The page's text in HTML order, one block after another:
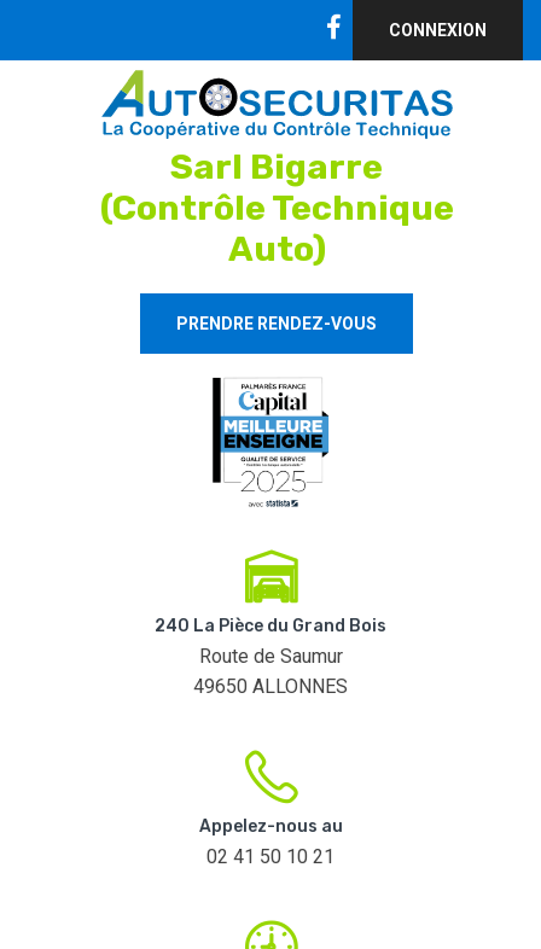
CONNEXION
Sarl Bigarre
(Contrôle Technique
Auto)
PRENDRE RENDEZ-VOUS
240 La Pièce du Grand Bois
Route de Saumur
49650 ALLONNES
Appelez-nous au
02 41 50 10 21